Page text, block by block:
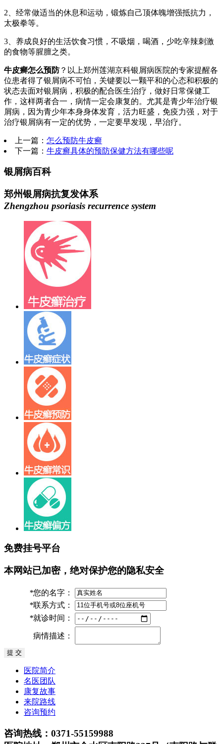
2、经常做适当的休息和运动，锻炼自己顶体魄增强抵抗力，
太极拳等。
3、养成良好的生活饮食习惯，不吸烟，喝酒，少吃辛辣刺激
的食物等腥膻之类。
牛皮癣怎么预防？以上郑州莲湖京科银屑病医院的专家提醒各
位患者得了银屑病不可怕，关键要以一颗平和的心态和积极的
状态去面对银屑病，积极的配合医生治疗，做好日常保健工
作，这样两者合一，病情一定会康复的。尤其是青少年治疗银
屑病，因为青少年本身身体发育，活力旺盛，免疫力强，对于
治疗银屑病有一定的优势，一定要早发现，早治疗。
上一篇： 怎么预防牛皮癣
下一篇： 牛皮癣具体的预防保健方法有哪些呢
银屑病百科
郑州银屑病抗复发体系
Zhengzhou psoriasis recurrence system
免费挂号平台
本网站已加密，绝对保护您的隐私安全
*您的名字：
*联系方式：
*就诊时间：
病情描述：
医院简介
名医团队
康复故事
来院路线
咨询预约
咨询热线：0371-55159988